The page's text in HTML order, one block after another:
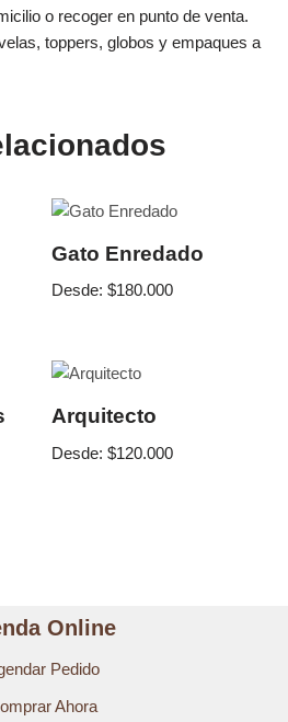
o recoger en punto de venta.
toppers, globos y empaques a
Gato Enredado
Desde:$180.000
Arquitecto
Desde:$120.000
Online
Pedido
Ahora